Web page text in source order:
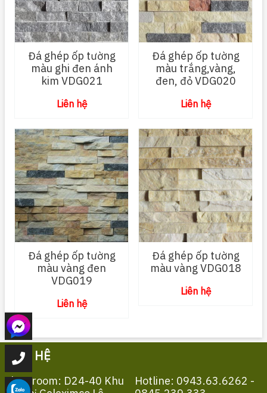
Đá ghép ốp tường
màu ghi đen ánh
kim VDG021
Liên hệ
Đá ghép ốp tường
màu trắng,vàng,
đen, đỏ VDG020
Liên hệ
Đá ghép ốp tường
màu vàng đen
VDG019
Liên hệ
Đá ghép ốp tường
màu vàng VDG018
Liên hệ
LIÊN HỆ
Showroom: D24-40 Khu
Hotline: 0943.63.6262 -